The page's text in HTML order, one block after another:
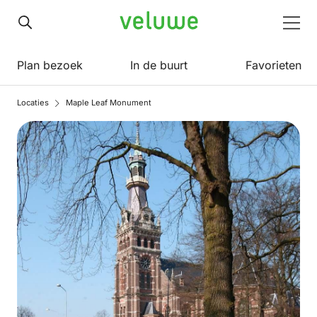
Veluwe
Plan bezoek In de buurt Favorieten
Locaties Maple Leaf Monument